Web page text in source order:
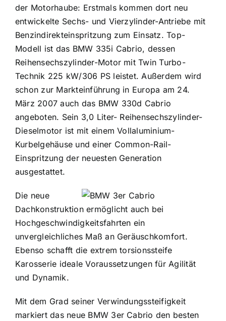
der Motorhaube: Erstmals kommen dort neu
entwickelte Sechs- und Vierzylinder-Antriebe mit
Benzindirekteinspritzung zum Einsatz. Top-
Modell ist das BMW 335i Cabrio, dessen
Reihensechszylinder-Motor mit Twin Turbo-
Technik 225 kW/306 PS leistet. Außerdem wird
schon zur Markteinführung in Europa am 24.
März 2007 auch das BMW 330d Cabrio
angeboten. Sein 3,0 Liter- Reihensechszylinder-
Dieselmotor ist mit einem Vollaluminium-
Kurbelgehäuse und einer Common-Rail-
Einspritzung der neuesten Generation
ausgestattet.
Die neue
Dachkonstruktion ermöglicht auch bei
Hochgeschwindigkeitsfahrten ein
unvergleichliches Maß an Geräuschkomfort.
Ebenso schafft die extrem torsionssteife
Karosserie ideale Voraussetzungen für Agilität
und Dynamik.
Mit dem Grad seiner Verwindungssteifigkeit
markiert das neue BMW 3er Cabrio den besten